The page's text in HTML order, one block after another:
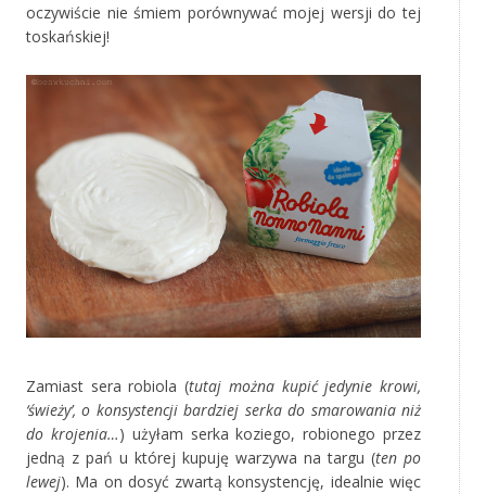
oczywiście nie śmiem porównywać mojej wersji do tej
toskańskiej!
Zamiast sera robiola (tutaj można kupić jedynie krowi,
‘świeży’, o konsystencji bardziej serka do smarowania niż
do krojenia…) użyłam serka koziego, robionego przez
jedną z pań u której kupuję warzywa na targu (ten po
lewej). Ma on dosyć zwartą konsystencję, idealnie więc